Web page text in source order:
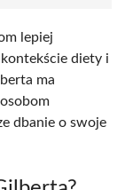
lepiej
diety i
ma
dbanie o swoje